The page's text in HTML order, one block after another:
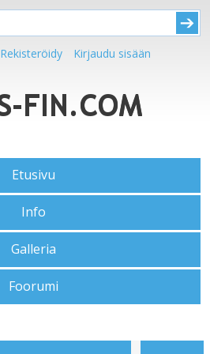
Rekisteröidy Kirjaudu sisään
Etusivu
Info
Galleria
Foorumi